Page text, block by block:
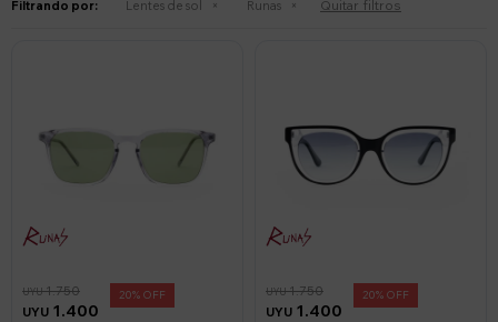
Filtrando por: Lentes de sol Runas Quitar filtros
UYU 1.400
UYU1.750 20
UYU 1.400
UYU1.750 20